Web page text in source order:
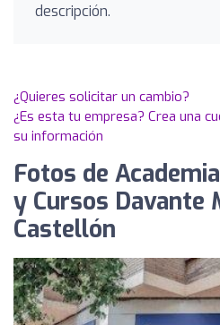
descripción.
¿Quieres solicitar un cambio?
¿Es esta tu empresa? Crea una
su información
Fotos de
y Cursos Davante
Castellón